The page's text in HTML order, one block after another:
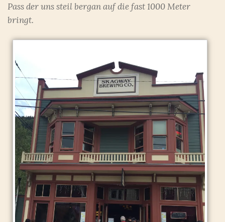
Pass der uns steil bergan auf die fast 1000 Meter
bringt.